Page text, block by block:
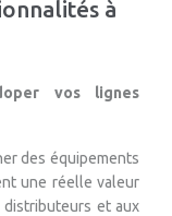
à
vos lignes
des équipements
une réelle valeur
distributeurs et aux